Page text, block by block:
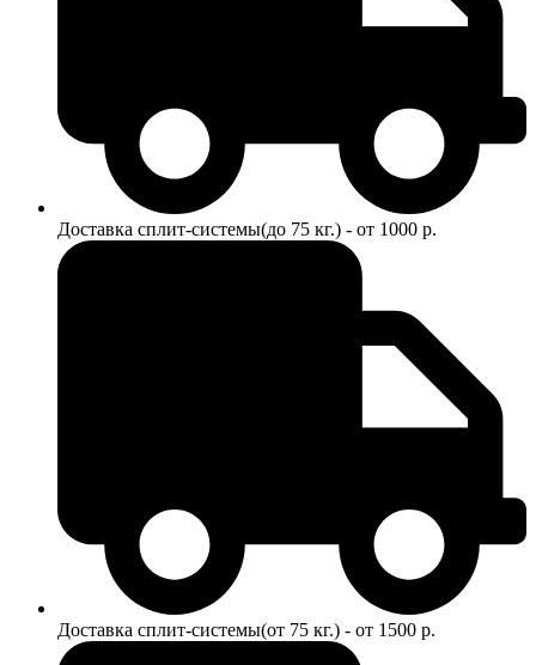
Доставка сплит-системы(до 75 кг.) - от 1000 р.
Доставка сплит-системы(от 75 кг.) - от 1500 р.